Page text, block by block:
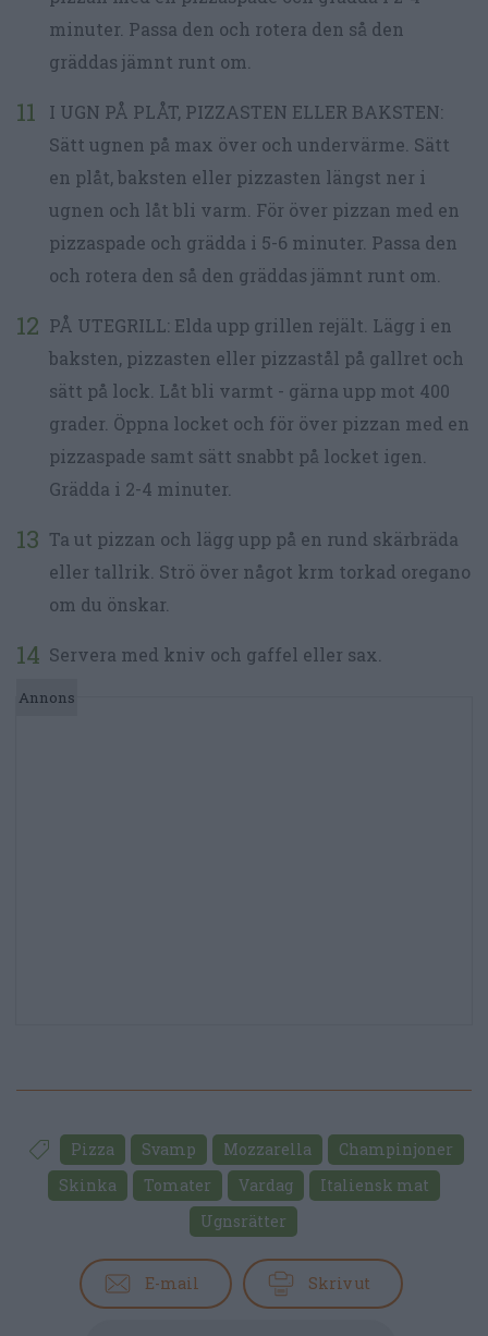
minuter. Passa den och rotera den så den
gräddas jämnt runt om.
I UGN PÅ PLÅT, PIZZASTEN ELLER BAKSTEN:
Sätt ugnen på max över och undervärme. Sätt
en plåt, baksten eller pizzasten längst ner i
ugnen och låt bli varm. För över pizzan med en
pizzaspade och grädda i 5-6 minuter. Passa den
och rotera den så den gräddas jämnt runt om.
PÅ UTEGRILL: Elda upp grillen rejält. Lägg i en
baksten, pizzasten eller pizzastål på gallret och
sätt på lock. Låt bli varmt - gärna upp mot 400
grader. Öppna locket och för över pizzan med en
pizzaspade samt sätt snabbt på locket igen.
Grädda i 2-4 minuter.
Ta ut pizzan och lägg upp på en rund skärbräda
eller tallrik. Strö över något krm torkad oregano
om du önskar.
Servera med kniv och gaffel eller sax.
Pizza Svamp Mozzarella
Champinjoner
Skinka
Tomater Vardag
Italiensk mat
Ugnsrätter
E-mail Skriv ut